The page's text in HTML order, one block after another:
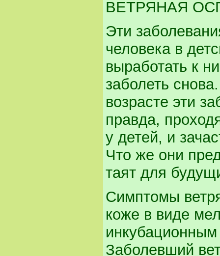
ВЕТРЯНАЯ
Эти
человека в
выработать к
заболеть
возрасте эти
правда,
у детей, и
Что же они
таят для
Симптомы
коже в виде
Заболевший